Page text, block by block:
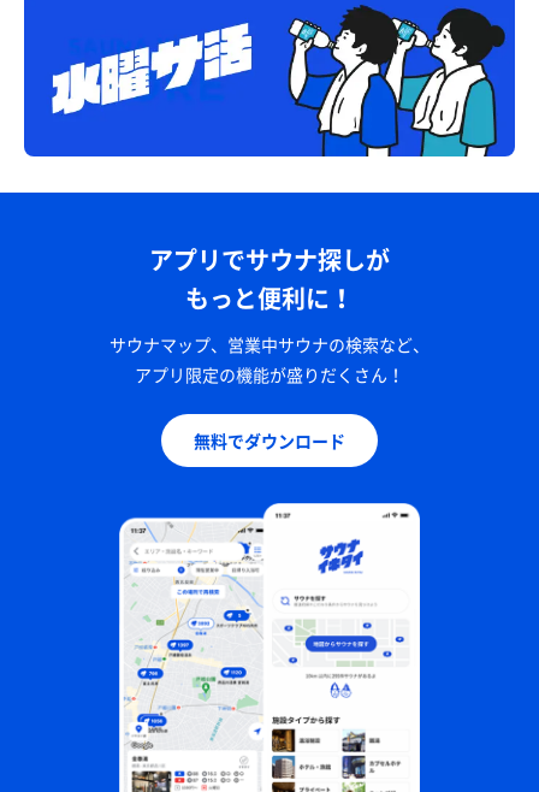
アプリでサウナ探しが
もっと便利に！
サウナマップ、営業中サウナの検索など、
アプリ限定の機能が盛りだくさん！
無料でダウンロード